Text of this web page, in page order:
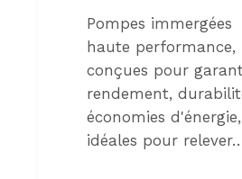
Pompes immergées
haute performance,
conçues pour
rendement,
économies d'énergie,
idéales pour